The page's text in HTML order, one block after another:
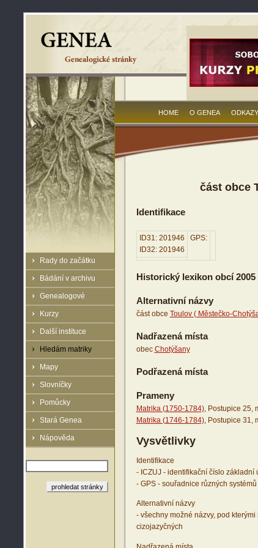
Rady do začátku
Bádání v archivu
Genealogové
Kurzy
Další instituce
Hledám matriky
Mapy
Slovníčky
Pomůcky
Stará Genea
Nápověda
HOME O GENEA ODKAZY
část obce
Identifikace
ID31: 201946
ID32: 201946
GPS:
Historický lexikon obcí 2005
Alternativní názvy
část obce Toulov ( Městečko-
Nadřazená místa
obec Chotýšany
Podřazená místa
Prameny
Matrika (1750-1784), Postupice 25,
Matrika (1746-1784), Postupice 31,
Vysvětlivky
Identifikace
- ICZUJ - identifikační číslo základní
- GPS - souřadnice různých
Alternativní názvy
- všechny možné názvy, pod
cizojazyčných